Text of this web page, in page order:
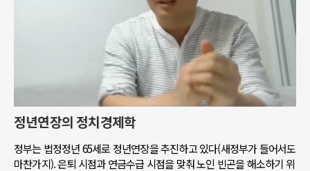
정년연장의 정치경제학
정부는 법정정년 65세로 정년연장을 추진하고 있다(새정부가 들어서도
마찬가지). 은퇴 시점과 연금수급 시점을 맞춰 노인 빈곤을 해소하기 위